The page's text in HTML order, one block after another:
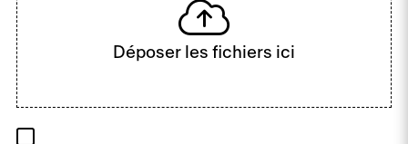
Déposer les fichiers ici